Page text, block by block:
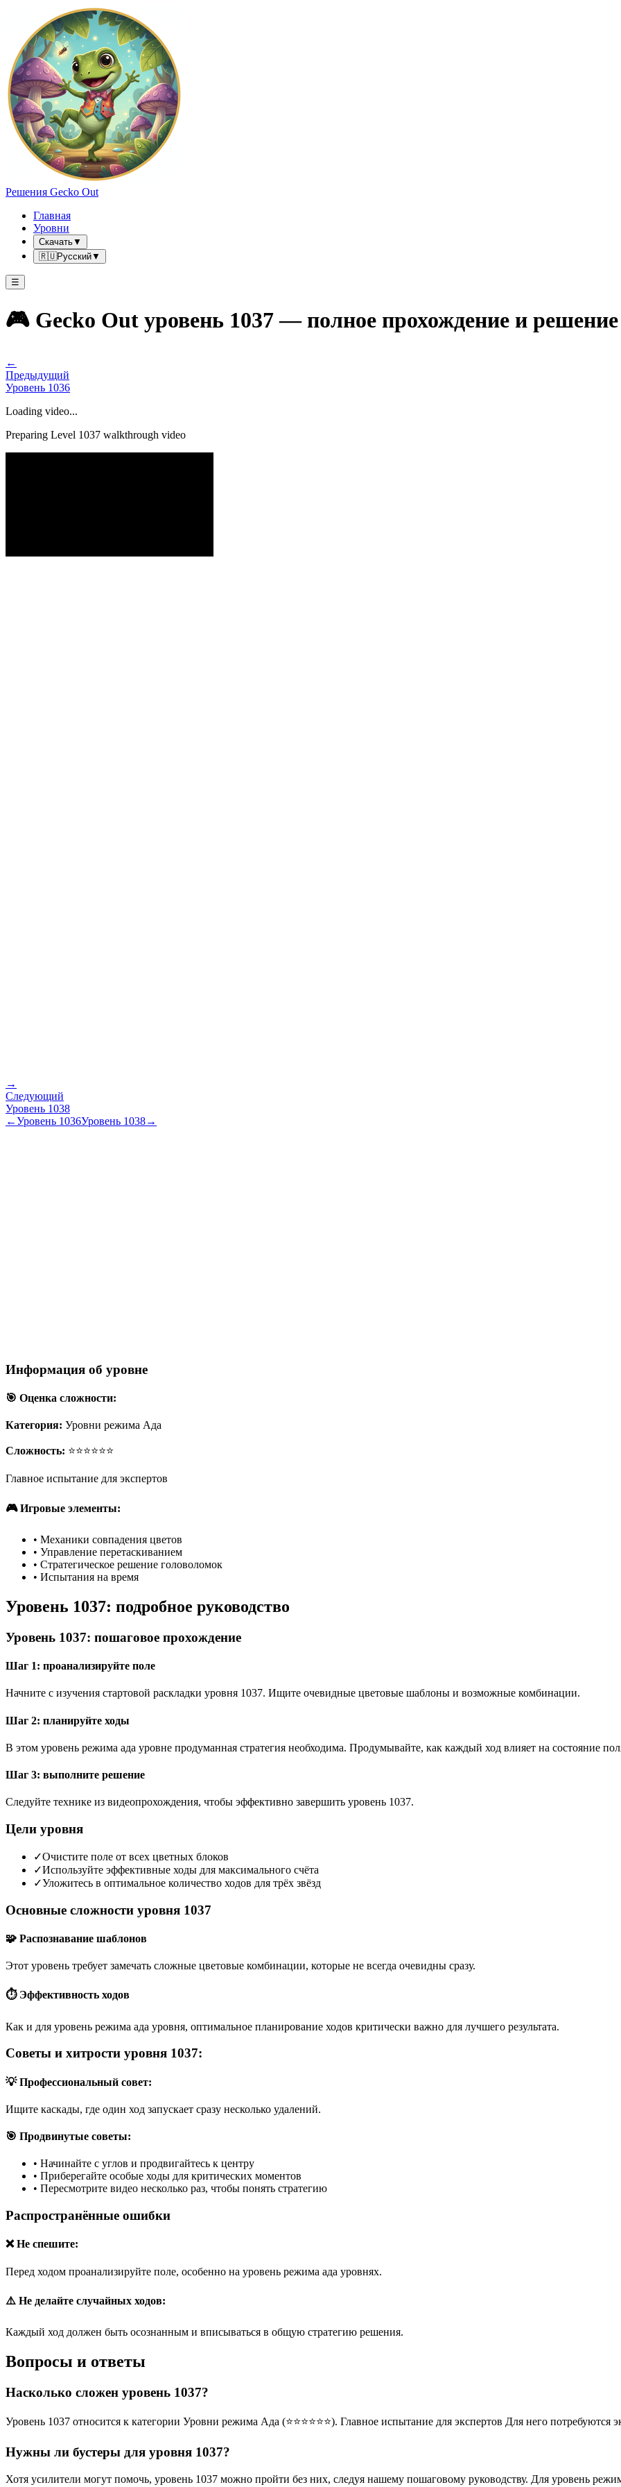
Решения Gecko Out
Главная
Уровни
Скачать▼
🇷🇺Русский▼
☰
🎮 Gecko Out уровень 1037 — полное прохождение и решение
←
Предыдущий
Уровень 1036
Loading video...
Preparing Level 1037 walkthrough video
→
Следующий
Уровень 1038
←Уровень 1036Уровень 1038→
Информация об уровне
🎯 Оценка сложности:
Категория: Уровни режима Ада
Сложность: ⭐⭐⭐⭐⭐⭐
Главное испытание для экспертов
🎮 Игровые элементы:
• Механики совпадения цветов
• Управление перетаскиванием
• Стратегическое решение головоломок
• Испытания на время
Уровень 1037: подробное руководство
Уровень 1037: пошаговое прохождение
Шаг 1: проанализируйте поле
Начните с изучения стартовой раскладки уровня 1037. Ищите очевидные цветовые шаблоны и возможные комбинации.
Шаг 2: планируйте ходы
В этом уровень режима ада уровне продуманная стратегия необходима. Продумывайте, как каждый ход влияет на состояние
Шаг 3: выполните решение
Следуйте технике из видеопрохождения, чтобы эффективно завершить уровень 1037.
Цели уровня
✓Очистите поле от всех цветных блоков
✓Используйте эффективные ходы для максимального счёта
✓Уложитесь в оптимальное количество ходов для трёх звёзд
Основные сложности уровня 1037
🧩 Распознавание шаблонов
Этот уровень требует замечать сложные цветовые комбинации, которые не всегда очевидны сразу.
⏱️ Эффективность ходов
Как и для уровень режима ада уровня, оптимальное планирование ходов критически важно для лучшего результата.
Советы и хитрости уровня 1037:
💡 Профессиональный совет:
Ищите каскады, где один ход запускает сразу несколько удалений.
🎯 Продвинутые советы:
• Начинайте с углов и продвигайтесь к центру
• Приберегайте особые ходы для критических моментов
• Пересмотрите видео несколько раз, чтобы понять стратегию
Распространённые ошибки
❌ Не спешите:
Перед ходом проанализируйте поле, особенно на уровень режима ада уровнях.
⚠️ Не делайте случайных ходов:
Каждый ход должен быть осознанным и вписываться в общую стратегию решения.
Вопросы и ответы
Насколько сложен уровень 1037?
Уровень 1037 относится к категории Уровни режима Ада (⭐⭐⭐⭐⭐⭐). Главное испытание для экспертов Для него
Нужны ли бустеры для уровня 1037?
Хотя усилители могут помочь, уровень 1037 можно пройти без них, следуя нашему пошаговому руководству. Для уровень